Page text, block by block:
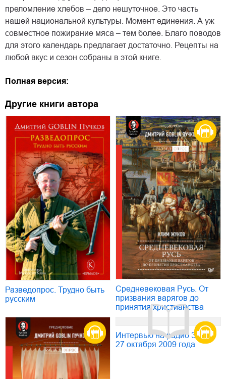
преломление хлебов – дело нешуточное. Это часть
нашей национальной культуры. Момент единения. А уж
совместное пожирание мяса – тем более. Благо поводов
для этого календарь предлагает достаточно. Рецепты на
любой вкус и сезон собраны в этой книге.
Полная версия:
Другие книги автора
Разведопрос. Трудно быть
русским
Средневековая Русь. От
призвания варягов до
принятия христианства
Интервью на радио Зенит
27 октября 2009 года